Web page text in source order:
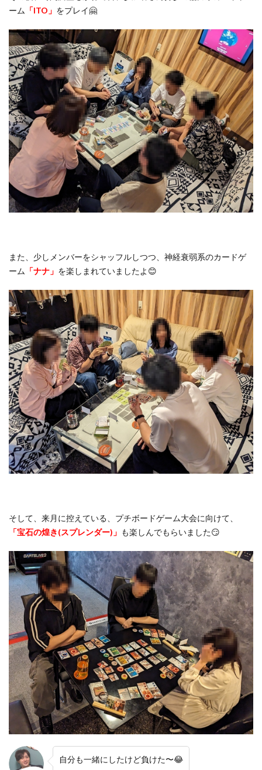
ーム 「ITO」 をプレイ🤗
また、少しメンバーをシャッフルしつつ、神経衰弱系のカードゲ
ーム 「ナナ」 を楽しまれていましたよ😊
そして、来月に控えている、プチボードゲーム大会に向けて、
「宝石の煌き(スプレンダー)」 も楽しんでもらいました😏
自分も一緒にしたけど負けた〜😂